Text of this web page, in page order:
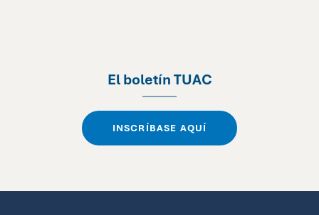
El boletín TUAC
INSCRÍBASE AQUÍ